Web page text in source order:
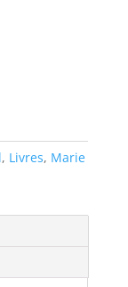
, Livres, Marie